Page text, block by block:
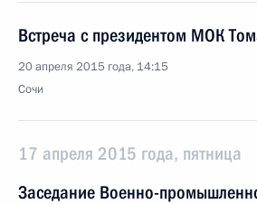
Встреча с президентом МОК
20 апреля 2015 года, 14:15
Сочи
17 апреля 2015 года, пятница
Заседание Военно-